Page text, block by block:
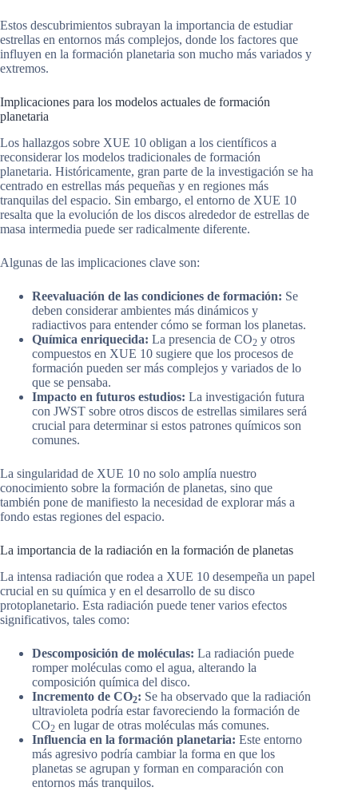
Estos descubrimientos subrayan la importancia de estudiar
estrellas en entornos más complejos, donde los factores que
influyen en la formación planetaria son mucho más variados y
extremos.
Implicaciones para los modelos actuales de formación
planetaria
Los hallazgos sobre XUE 10 obligan a los científicos a
reconsiderar los modelos tradicionales de formación
planetaria. Históricamente, gran parte de la investigación se ha
centrado en estrellas más pequeñas y en regiones más
tranquilas del espacio. Sin embargo, el entorno de XUE 10
resalta que la evolución de los discos alrededor de estrellas de
masa intermedia puede ser radicalmente diferente.
Algunas de las implicaciones clave son:
Reevaluación de las condiciones de formación: Se
deben considerar ambientes más dinámicos y
radiactivos para entender cómo se forman los planetas.
Química enriquecida: La presencia de CO2 y otros
compuestos en XUE 10 sugiere que los procesos de
formación pueden ser más complejos y variados de lo
que se pensaba.
Impacto en futuros estudios: La investigación futura
con JWST sobre otros discos de estrellas similares será
crucial para determinar si estos patrones químicos son
comunes.
La singularidad de XUE 10 no solo amplía nuestro
conocimiento sobre la formación de planetas, sino que
también pone de manifiesto la necesidad de explorar más a
fondo estas regiones del espacio.
La importancia de la radiación en la formación de planetas
La intensa radiación que rodea a XUE 10 desempeña un papel
crucial en su química y en el desarrollo de su disco
protoplanetario. Esta radiación puede tener varios efectos
significativos, tales como:
Descomposición de moléculas: La radiación puede
romper moléculas como el agua, alterando la
composición química del disco.
Incremento de CO2: Se ha observado que la radiación
ultravioleta podría estar favoreciendo la formación de
CO2 en lugar de otras moléculas más comunes.
Influencia en la formación planetaria: Este entorno
más agresivo podría cambiar la forma en que los
planetas se agrupan y forman en comparación con
entornos más tranquilos.